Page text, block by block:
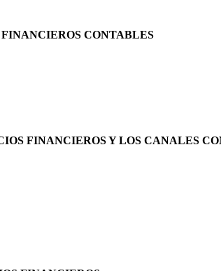
CONTABLES
FINANCIEROS Y LOS CANALES